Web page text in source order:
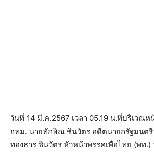
วันที่ 14 มี.ค.2567 เวลา 05.19 น.ที่บริเวณห
กทม. นายทักษิณ ชินวัตร อดีตนายกรัฐมนต
ทองธาร ชินวัตร หัวหน้าพรรคเพื่อไทย (พท.)